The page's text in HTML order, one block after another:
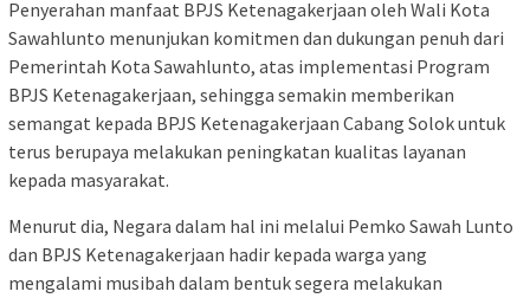
Penyerahan manfaat BPJS Ketenagakerjaan oleh Wali Kota
Sawahlunto menunjukan komitmen dan dukungan penuh dari
Pemerintah Kota Sawahlunto, atas implementasi Program
BPJS Ketenagakerjaan, sehingga semakin memberikan
semangat kepada BPJS Ketenagakerjaan Cabang Solok untuk
terus berupaya melakukan peningkatan kualitas layanan
kepada masyarakat.
Menurut dia, Negara dalam hal ini melalui Pemko Sawah Lunto
dan BPJS Ketenagakerjaan hadir kepada warga yang
mengalami musibah dalam bentuk segera melakukan